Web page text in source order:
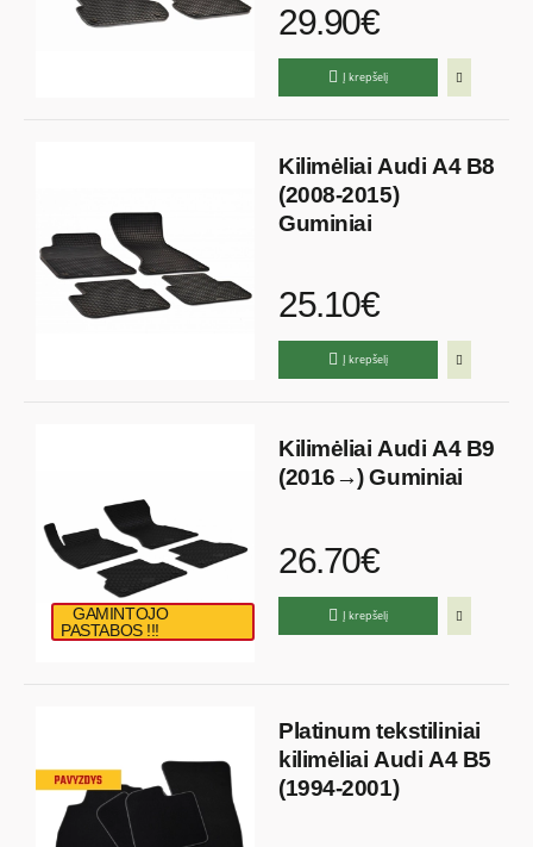
29.90€
Į krepšelį
Kilimėliai Audi A4 B8
(2008-2015)
Guminiai
25.10€
Į krepšelį
GAMINTOJO
PASTABOS !!!
Kilimėliai Audi A4 B9
(2016→) Guminiai
26.70€
Į krepšelį
Platinum tekstiliniai
kilimėliai Audi A4 B5
(1994-2001)